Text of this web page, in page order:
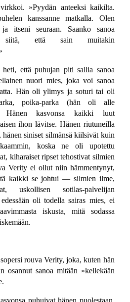
»Pyydän anteeksi kaikilta.
kanssanne matkalla. Olen
itseni seuraan. Saanko sanoa
siitä, että sain muitakin
että puhujan piti sallia sanoa
nuori mies, joka voi sanoa
Hän oli ylimys ja soturi tai oli
poika-parka (hän oli alle
Hänen kasvonsa kaikki luut
ihon lävitse. Hänen riutuneilla
siniset silmänsä kiilsivät kuin
koska ne oli upotettu
kiharaiset ripset tehostivat silmien
Verity ei ollut niin hämmentynyt,
kaikki se johtui — silmien ilme,
uskollisen sotilas-palvelijan
oli todella sairas mies, ei
iskusta, mitä sodassa
rouva Verity, joka, kuten hän
osannut sanoa mitään »kellekään
puhuivat hänen puolestaan.